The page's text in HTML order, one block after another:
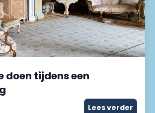
doen tijdens een
Lees verder